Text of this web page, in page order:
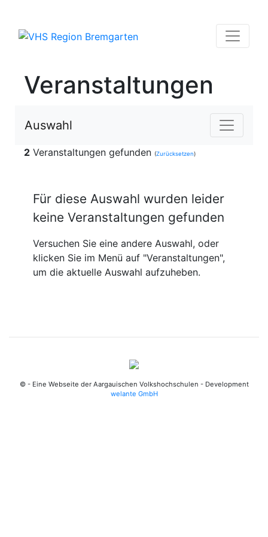
Veranstaltungen
Auswahl
2 Veranstaltungen gefunden (Zurücksetzen)
Für diese Auswahl wurden leider
keine Veranstaltungen gefunden
Versuchen Sie eine andere Auswahl, oder
klicken Sie im Menü auf "Veranstaltungen",
um die aktuelle Auswahl aufzuheben.
© - Eine Webseite der Aargauischen Volkshochschulen - Development
welante GmbH